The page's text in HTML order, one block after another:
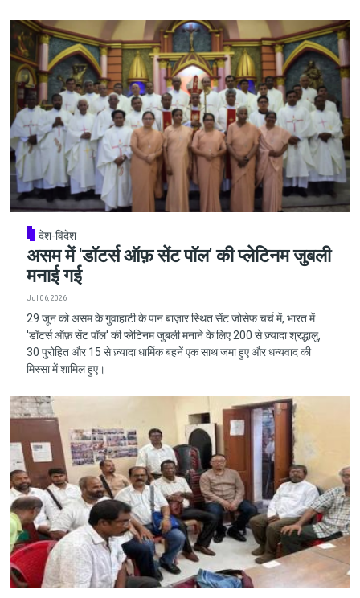
देश-विदेश
असम में 'डॉटर्स ऑफ़ सेंट पॉल' की प्लेटिनम जुबली
मनाई गई
Jul 06, 2026
29 जून को असम के गुवाहाटी के पान बाज़ार स्थित सेंट जोसेफ चर्च में, भारत में
'डॉटर्स ऑफ़ सेंट पॉल' की प्लेटिनम जुबली मनाने के लिए 200 से ज़्यादा श्रद्धालु,
30 पुरोहित और 15 से ज़्यादा धार्मिक बहनें एक साथ जमा हुए और धन्यवाद की
मिस्सा में शामिल हुए।